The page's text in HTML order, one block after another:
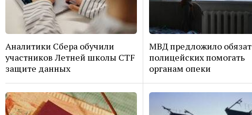
Аналитики Сбера обучили
участников Летней школы CTF
защите данных
МВД предложило
полицейских помогать
органам опеки